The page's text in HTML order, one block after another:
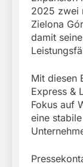
2025 zwei
Zielona
damit
Mit diesen
Express &
Fokus auf
eine